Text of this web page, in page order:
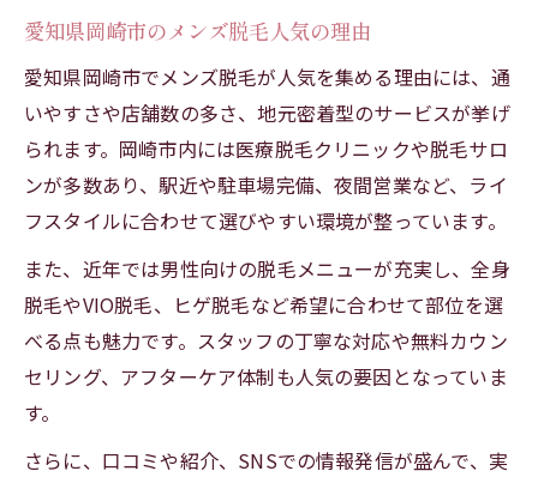
愛知県岡崎市のメンズ脱毛人気の理由
愛知県岡崎市でメンズ脱毛が人気を集める理由には、通
いやすさや店舗数の多さ、地元密着型のサービスが挙げ
られます。岡崎市内には医療脱毛クリニックや脱毛サロ
ンが多数あり、駅近や駐車場完備、夜間営業など、ライ
フスタイルに合わせて選びやすい環境が整っています。
また、近年では男性向けの脱毛メニューが充実し、全身
脱毛やVIO脱毛、ヒゲ脱毛など希望に合わせて部位を選
べる点も魅力です。スタッフの丁寧な対応や無料カウン
セリング、アフターケア体制も人気の要因となっていま
す。
さらに、口コミや紹介、SNSでの情報発信が盛んで、実